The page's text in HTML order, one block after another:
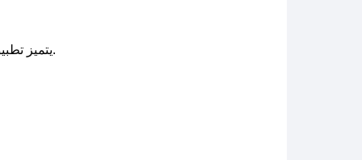
يتميز تطبيق وصليني السعودية بتقديم خدمة مشاوير موثوقة وسريعة لجميع المدن، مع أسعار تنافسية وتجربة مستخدم سهلة.